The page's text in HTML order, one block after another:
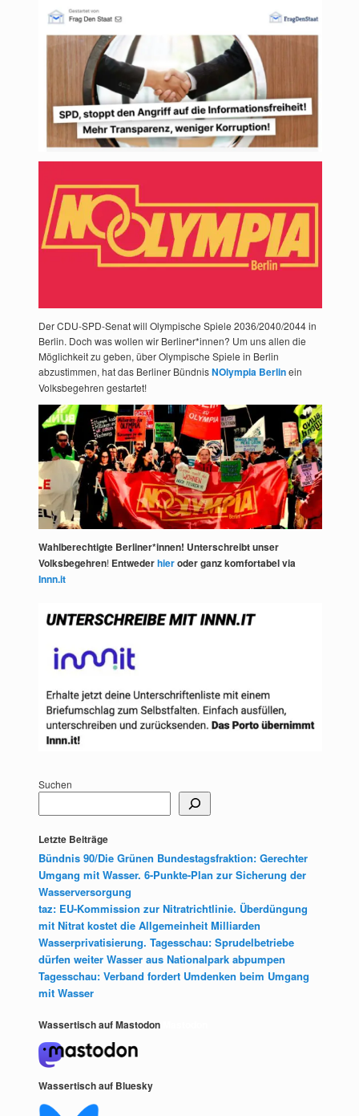
Der CDU-SPD-Senat will Olympische Spiele 2036/2040/2044 in
Berlin. Doch was wollen wir Berliner*innen? Um uns allen die
Möglichkeit zu geben, über Olympische Spiele in Berlin
abzustimmen, hat das Berliner BündnisNOlympia Berlinein
Volksbegehren gestartet!
Wahlberechtigte Berliner*innen! Unterschreibt unser
Volksbegehren! Entwederhieroder ganz komfortabel via
Innn.it
Suchen
Letzte Beiträge
Bündnis 90/Die Grünen Bundestagsfraktion: Gerechter
Umgang mit Wasser. 6-Punkte-Plan zur Sicherung der
Wasserversorgung
taz: EU-Kommission zur Nitratrichtlinie. Überdüngung
mit Nitrat kostet die Allgemeinheit Milliarden
Wasserprivatisierung. Tagesschau: Sprudelbetriebe
dürfen weiter Wasser aus Nationalpark abpumpen
Tagesschau: Verband fordert Umdenken beim Umgang
mit Wasser
Wassertisch auf Mastodon
Wassertisch auf Bluesky